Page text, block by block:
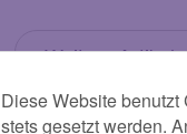
Weitere Artikel
Diese Website
stets gesetzt werden.